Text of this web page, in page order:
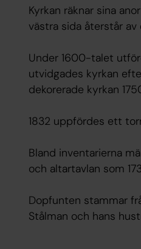
Kyrkan räknar sina
västra sida återstår av
Under 1600-talet
utvidgades kyrkan
dekorerade kyrkan
1832 uppfördes ett
Bland inventarierna
och altartavlan som
Dopfunten stammar
Stålman och hans